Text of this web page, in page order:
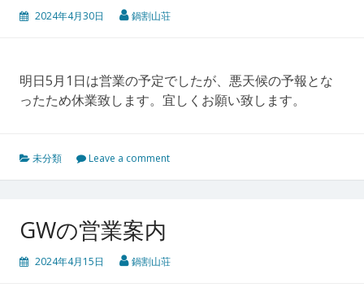
2024年4月30日 鍋割山荘
明日5月1日は営業の予定でしたが、悪天候の予報とな
ったため休業致します。宜しくお願い致します。
未分類 Leave a comment
GWの営業案内
2024年4月15日 鍋割山荘